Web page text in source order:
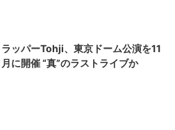
ラッパーTohji、東京ドーム公演を11
月に開催 “真”のラストライブか